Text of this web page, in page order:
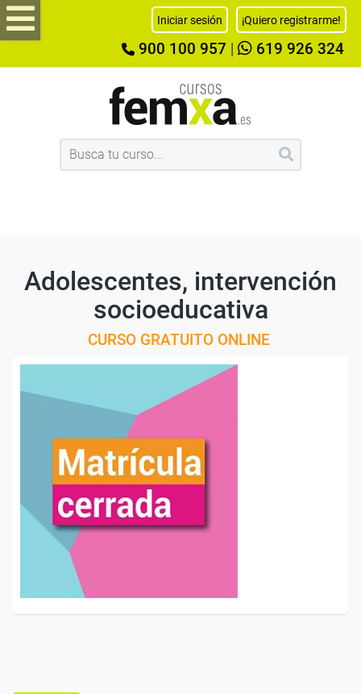
Iniciar sesión ¡Quiero registrarme!
900 100 957 619 926 324
Adolescentes, intervención
socioeducativa
CURSO GRATUITO ONLINE